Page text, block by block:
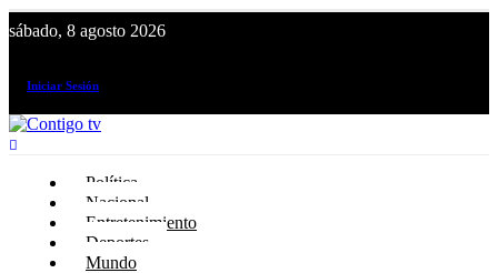
sábado, 8 agosto 2026
Iniciar Sesión
Política
Nacional
Entretenimiento
Deportes
Mundo